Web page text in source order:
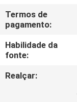
NOTÍCIA
PEÇA
CITAÇÕES
Termos de
pagamento:
Habilidade da
fonte:
Realçar: